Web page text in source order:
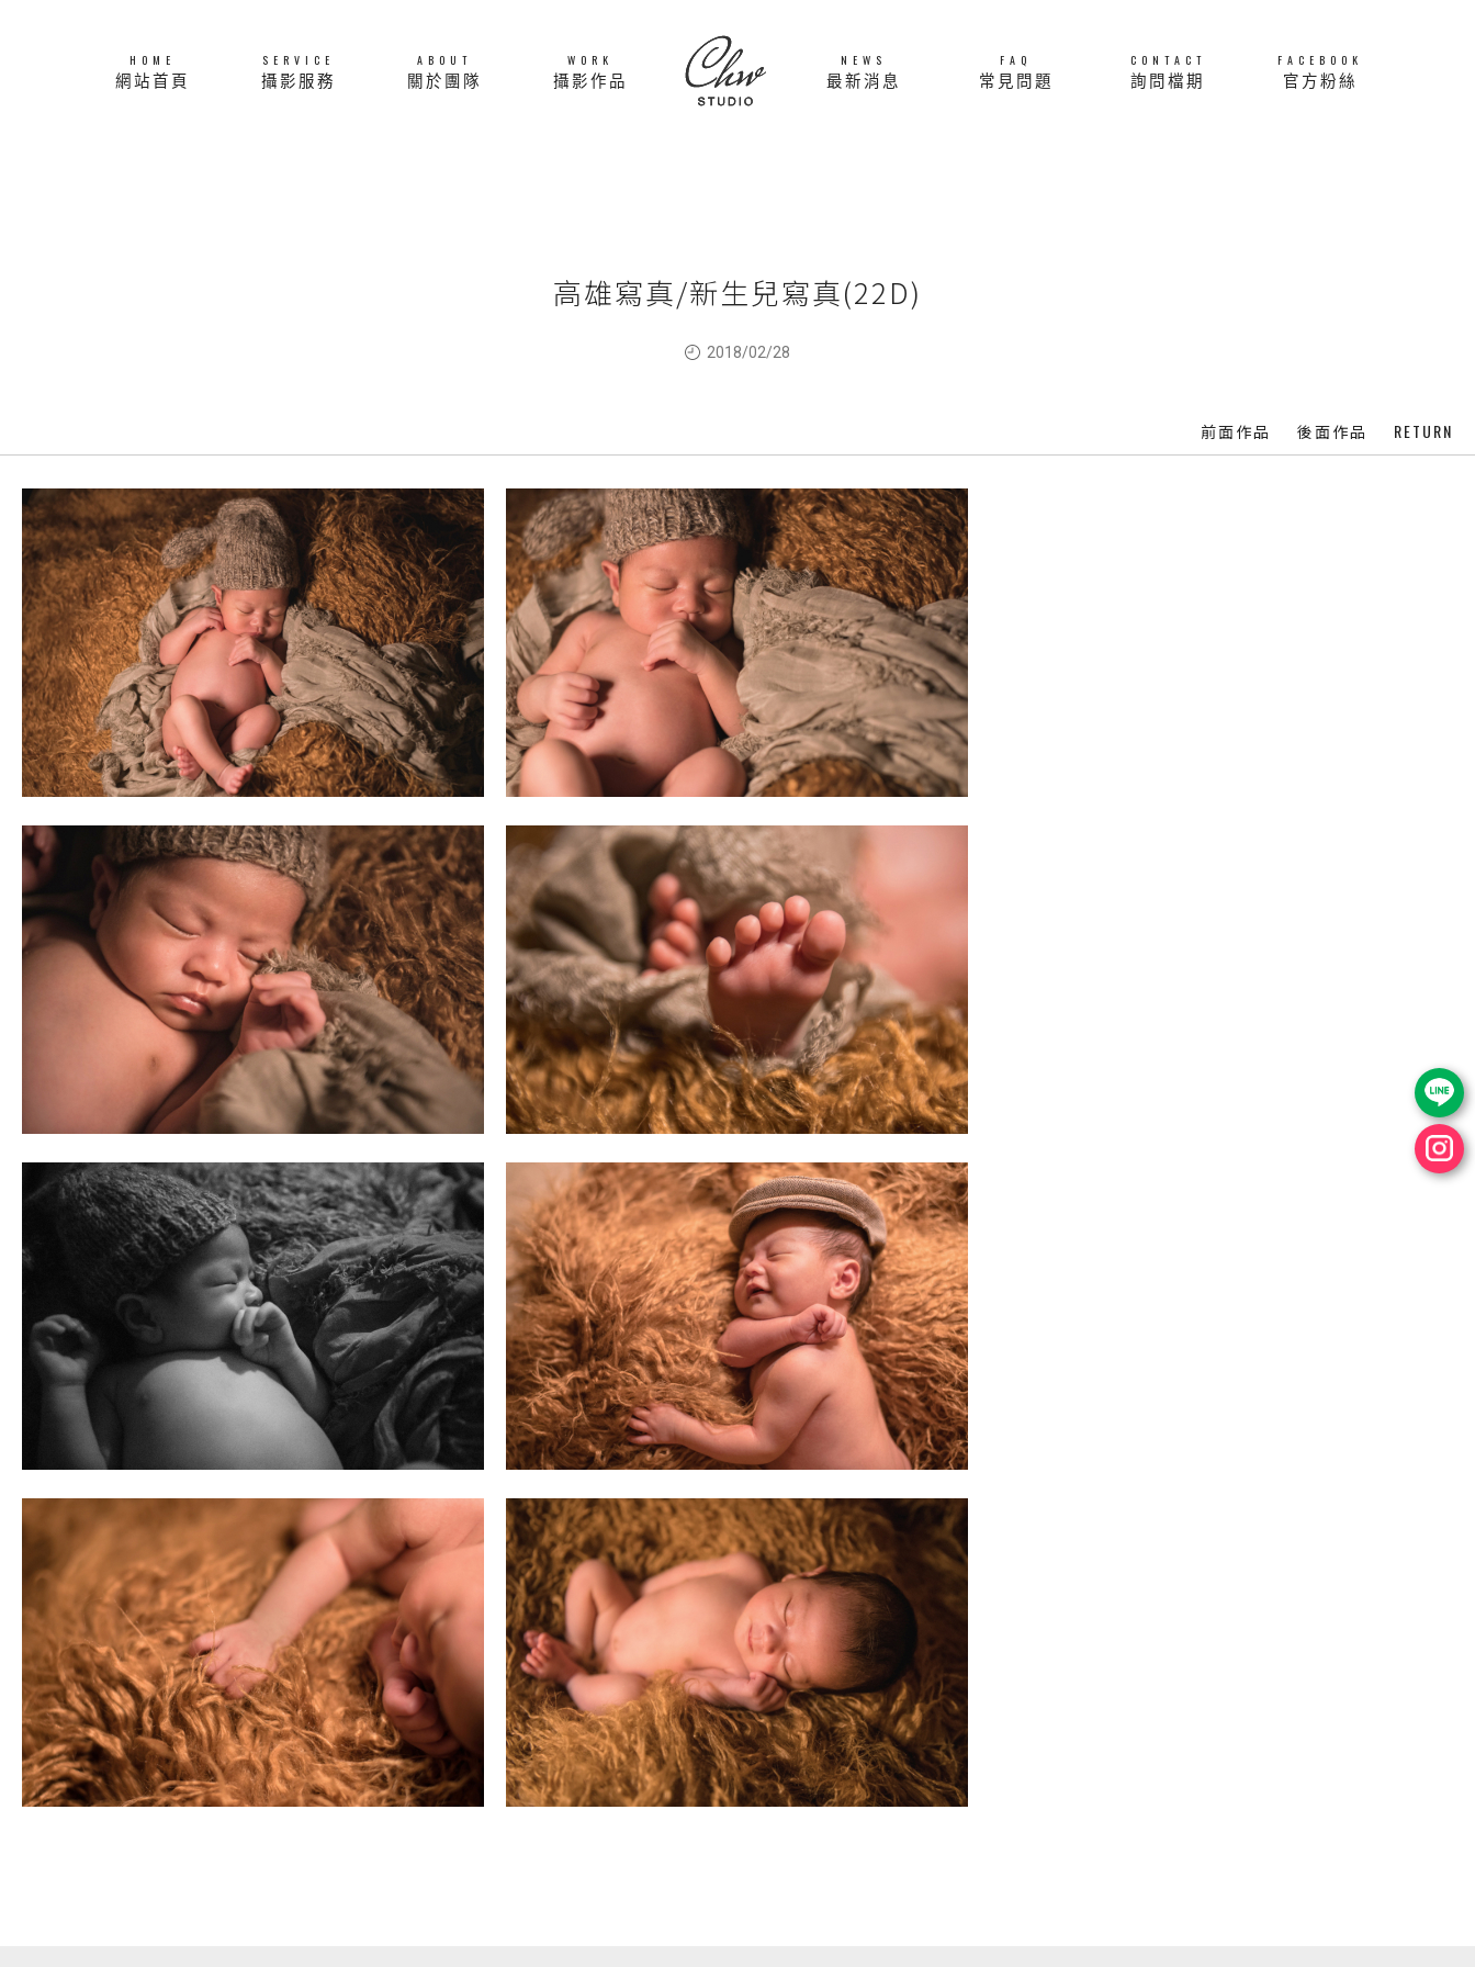
HOME
網站首頁
SERVICE
攝影服務
ABOUT
關於團隊
WORK
攝影作品
NEWS
最新消息
FAQ
常見問題
CONTACT
詢問檔期
FACEBOOK
官方粉絲
高雄寫真/新生兒寫真(22D)
2018/02/28
前面作品 後面作品 RETURN